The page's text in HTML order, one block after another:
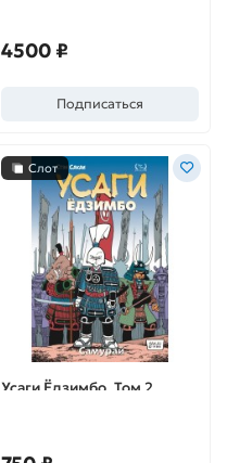
4500 ₽
Подписаться
Слот
Усаги Ёдзимбо. Том 2.